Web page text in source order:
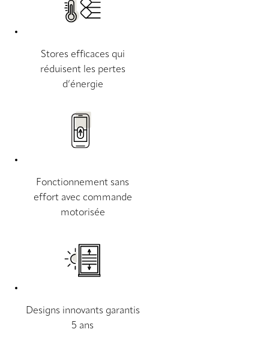
Stores efficaces qui
réduisent les pertes
d’énergie
Fonctionnement sans
effort avec commande
motorisée
Designs innovants garantis
5 ans